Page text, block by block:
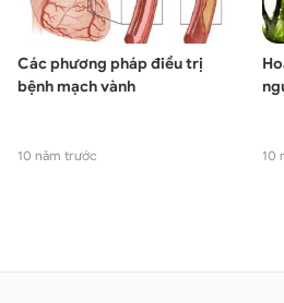
Các phương pháp điều trị
bệnh mạch vành
10 năm trước 10